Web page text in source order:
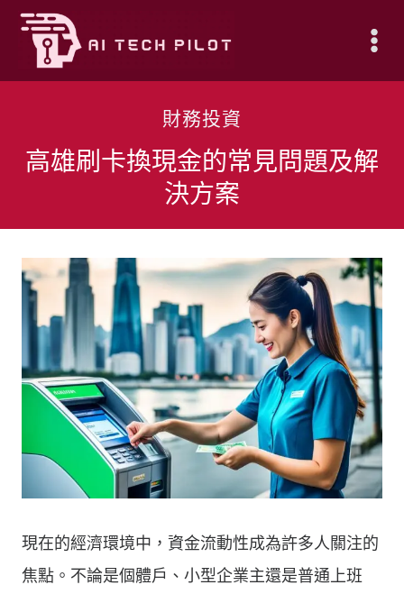
Skip
content
財務投資
高雄刷卡換現金的常見問題及解
決方案
現在的經濟環境中，資金流動性成為許多人關注的
焦點。不論是個體戶、小型企業主還是普通上班